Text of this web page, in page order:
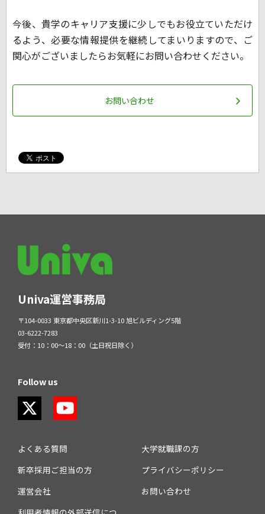
今後、貴学のキャリア支援に少しでもお役立ていただけ
るよう、必要な情報提供を継続してまいりますので、ご
関心がございましたらお気軽にお問い合わせください。
お問い合わせ
Univa運営事務局
〒104-0033 東京都中央区新川1-3-10 旭ビルディング5階
03-6222-7283
受付：10：00～18：00（土日祝日除く）
Follow us
よくある質問
大学就職課の方
新卒採用ご担当の方
プライバシーポリシー
運営会社
お問い合わせ